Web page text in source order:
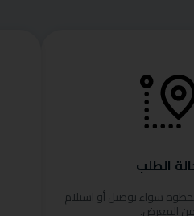
الطلب
سواء توصيل أو استلام
من المعرض.